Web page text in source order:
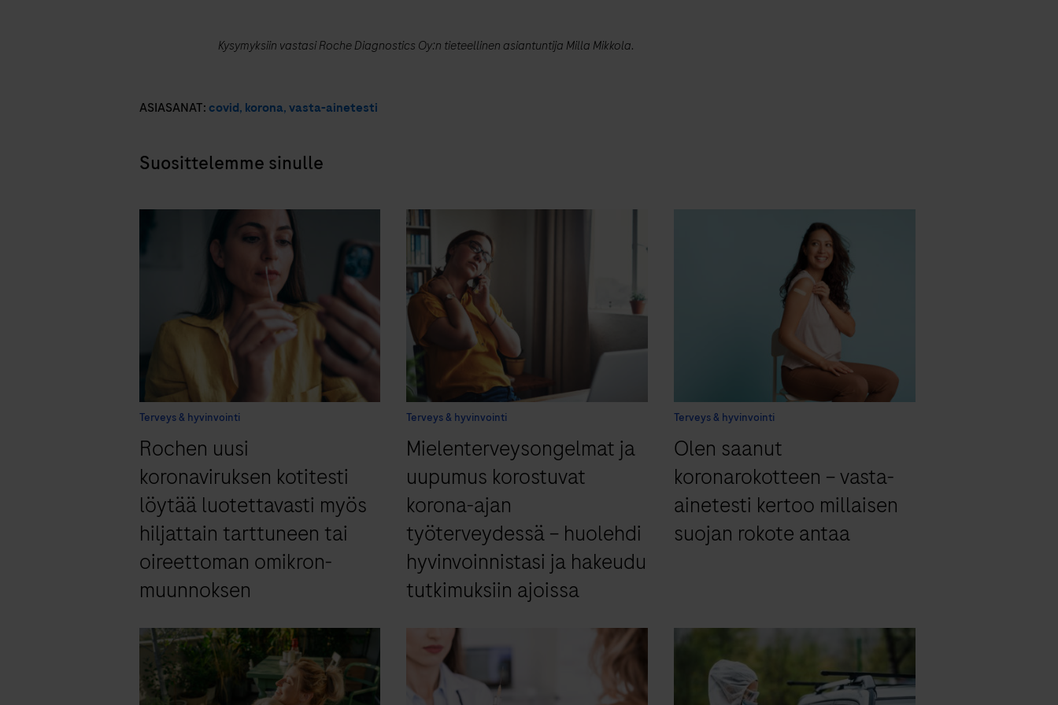
Kysymyksiin vastasi Roche Diagnostics Oy:n tieteellinen asiantuntija Milla Mikkola.
ASIASANAT: covid, korona,vasta-ainetesti
Suosittelemme sinulle
Terveys & hyvinvointi
Rochen uusi
koronaviruksen kotitesti
löytää luotettavasti myös
hiljattain tarttuneen tai
oireettoman omikron-
muunnoksen
Terveys & hyvinvointi
Mielenterveysongelmat ja
uupumus korostuvat
korona-ajan
työterveydessä – huolehdi
hyvinvoinnistasi ja hakeudu
tutkimuksiin ajoissa
Terveys & hyvinvointi
Olen saanut
koronarokotteen – vasta-
ainetesti kertoo millaisen
suojan rokote antaa